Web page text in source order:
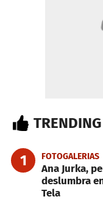
TRENDING
1 FOTOGALERIAS
Ana Jurka,
deslumbra
Tela